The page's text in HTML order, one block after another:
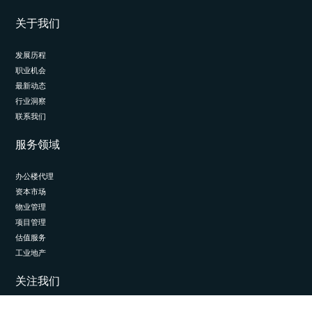
关于我们
发展历程
职业机会
最新动态
行业洞察
联系我们
服务领域
办公楼代理
资本市场
物业管理
项目管理
估值服务
工业地产
关注我们